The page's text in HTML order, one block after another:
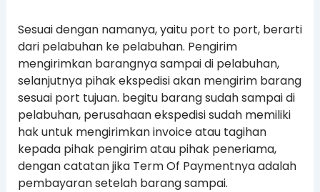
Sesuai dengan namanya, yaitu port to port, berarti
dari pelabuhan ke pelabuhan. Pengirim
mengirimkan barangnya sampai di pelabuhan,
selanjutnya pihak ekspedisi akan mengirim barang
sesuai port tujuan. begitu barang sudah sampai di
pelabuhan, perusahaan ekspedisi sudah memiliki
hak untuk mengirimkan invoice atau tagihan
kepada pihak pengirim atau pihak peneriama,
dengan catatan jika Term Of Paymentnya adalah
pembayaran setelah barang sampai.